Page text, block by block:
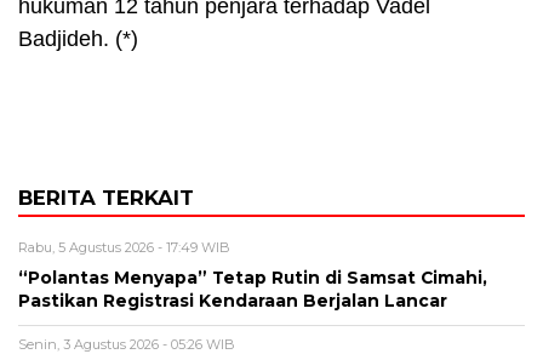
hukuman 12 tahun penjara terhadap Vadel
Badjideh. (*)
BERITA TERKAIT
Rabu, 5 Agustus 2026 - 17:49 WIB
“Polantas Menyapa” Tetap Rutin di Samsat Cimahi,
Pastikan Registrasi Kendaraan Berjalan Lancar
Senin, 3 Agustus 2026 - 05:26 WIB